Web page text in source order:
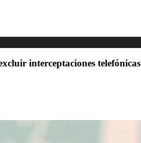
interceptaciones telefónicas